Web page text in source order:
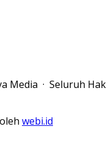
Media · Seluruh Hak
webi.id